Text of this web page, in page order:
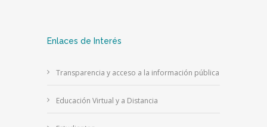
Enlaces de Interés
Transparencia y acceso a la información pública
Educación Virtual y a Distancia